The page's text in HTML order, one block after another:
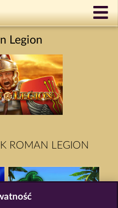
Legion
ROMAN LEGION